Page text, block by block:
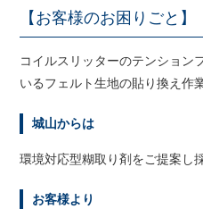
【お客様のお困りごと】
コイルスリッターのテンション
いるフェルト生地の貼り換え作
城山からは
環境対応型糊取り剤をご提案し
お客様より